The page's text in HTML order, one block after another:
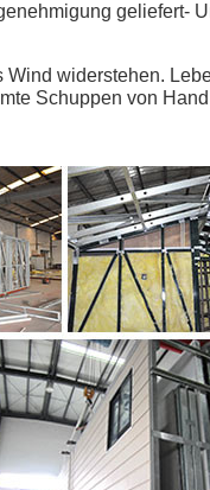
geliefert-
Wind widerstehen.
Schuppen von